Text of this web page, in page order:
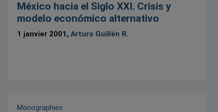
México hacia el Siglo XXI. Crisis y
modelo económico alternativo
1 janvier 2001,Arturo Guillén R.
Monographies